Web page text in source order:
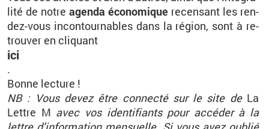
lité de notre agenda éco­no­mique re­cen­sant les ren­
dez-vous in­con­tour­nables dans la ré­gion, sont à re­
trou­ver en cli­quant
ici
.
Bonne lec­ture !
NB : Vous devez être connecté sur le site de La
Lettre M avec vos iden­ti­fiants pour ac­cé­der à la